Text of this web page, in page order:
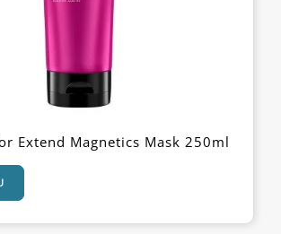
Extend Magnetics Mask 250ml